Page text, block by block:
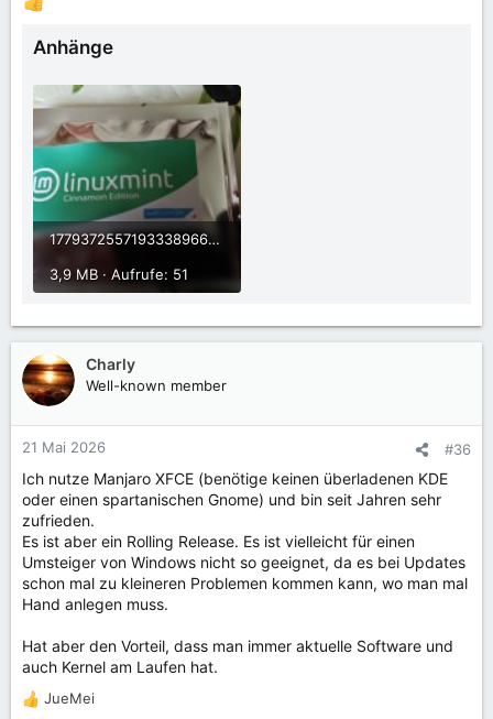
Anhänge
17793725571933389666229961046929.jpg
3,9 MB · Aufrufe: 51
Charly
Well-known member
21 Mai 2026 #36
Ich nutze Manjaro XFCE (benötige keinen überladenen KDE
oder einen spartanischen Gnome) und bin seit Jahren sehr
zufrieden.
Es ist aber ein Rolling Release. Es ist vielleicht für einen
Umsteiger von Windows nicht so geeignet, da es bei Updates
schon mal zu kleineren Problemen kommen kann, wo man mal
Hand anlegen muss.
Hat aber den Vorteil, dass man immer aktuelle Software und
auch Kernel am Laufen hat.
R
JueMei